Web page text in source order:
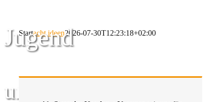
Jugend
und Familie
Startacht ideen2026-07-30T12:23:18+02:00